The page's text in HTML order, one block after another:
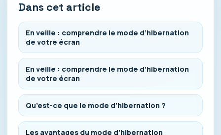
Dans cet article
En veille : comprendre le mode d’hibernation
de votre écran
En veille : comprendre le mode d’hibernation
de votre écran
Qu’est-ce que le mode d’hibernation ?
Les avantages du mode d’hibernation